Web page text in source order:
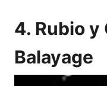
4. Rubio y
Balayage